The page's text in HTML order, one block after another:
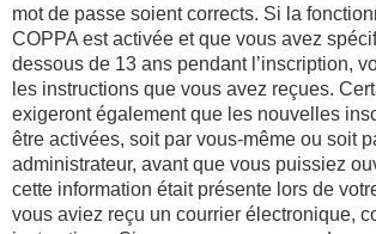
mot de passe soient corrects. Si la
COPPA est activée et que vous avez
dessous de 13 ans pendant l’inscription,
les instructions que vous avez reçues.
exigeront également que les nouvelles
être activées, soit par vous-même ou soit
administrateur, avant que vous puissiez
cette information était présente lors de
vous aviez reçu un courrier électronique,